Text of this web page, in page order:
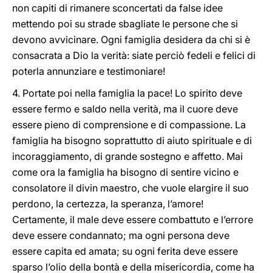
non capiti di rimanere sconcertati da false idee
mettendo poi su strade sbagliate le persone che si
devono avvicinare. Ogni famiglia desidera da chi si è
consacrata a Dio la verità: siate perciò fedeli e felici di
poterla annunziare e testimoniare!
4. Portate poi nella famiglia la pace! Lo spirito deve
essere fermo e saldo nella verità, ma il cuore deve
essere pieno di comprensione e di compassione. La
famiglia ha bisogno soprattutto di aiuto spirituale e di
incoraggiamento, di grande sostegno e affetto. Mai
come ora la famiglia ha bisogno di sentire vicino e
consolatore il divin maestro, che vuole elargire il suo
perdono, la certezza, la speranza, l’amore!
Certamente, il male deve essere combattuto e l’errore
deve essere condannato; ma ogni persona deve
essere capita ed amata; su ogni ferita deve essere
sparso l’olio della bontà e della misericordia, come ha